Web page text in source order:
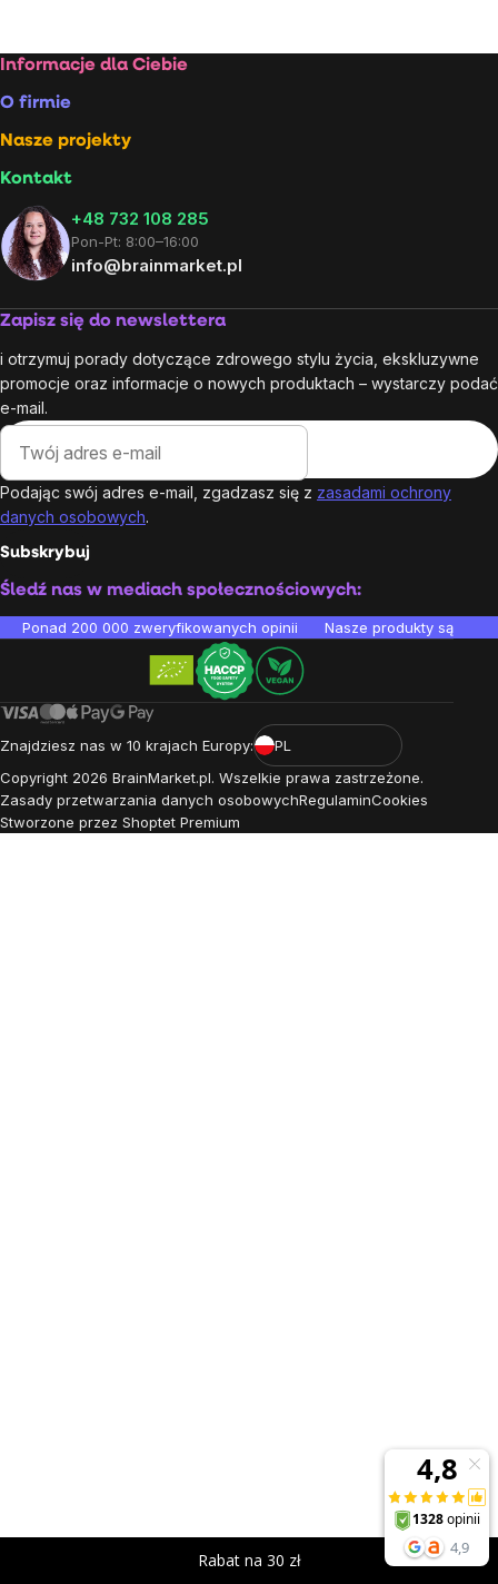
Stopka
Informacje dla Ciebie
O firmie
Nasze projekty
Kontakt
+48 732 108 285
Pon-Pt: 8:00–16:00
info@brainmarket.pl
Zapisz się do newslettera
i otrzymuj porady dotyczące zdrowego stylu życia, ekskluzywne
promocje oraz informacje o nowych produktach – wystarczy podać
e-mail.
Podając swój adres e-mail, zgadzasz się z zasadami ochrony
danych osobowych.
Subskrybuj
Śledź nas w mediach społecznościowych:
Ponad 200 000 zweryfikowanych opinii Nasze produkty są
Znajdziesz nas w 10 krajach Europy:
PL
Copyright 2026 BrainMarket.pl. Wszelkie prawa zastrzeżone.
Zasady przetwarzania danych osobowychRegulaminCookies
Stworzone przez Shoptet Premium
Rabat na 30 zł